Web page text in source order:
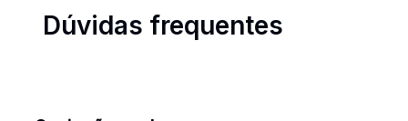
Dúvidas frequentes